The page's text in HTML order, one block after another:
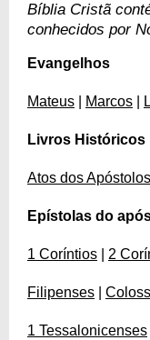
Bíblia Cristã
conhecidos por
Evangelhos
Mateus Marcos
Livros Históricos
Atos dos Apóstolos
Epístolas do
1 Coríntios 2
Filipenses
1 Tessalonicenses